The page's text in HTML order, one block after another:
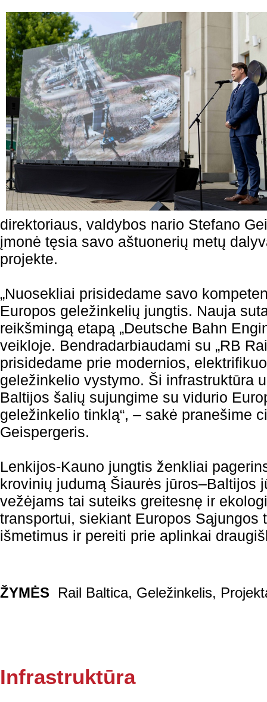
direktoriaus, valdybos nario Stefano
įmonė tęsia savo aštuonerių metų
projekte.
„Nuosekliai prisidedame savo
Europos geležinkelių jungtis. Nauja
reikšmingą etapą „Deutsche Bahn
veikloje. Bendradarbiaudami su „RB
prisidedame prie modernios,
geležinkelio vystymo. Ši infrastruktūra
Baltijos šalių sujungime su vidurio
geležinkelio tinklą“, – sakė pranešime
Geispergeris.
Lenkijos-Kauno jungtis ženkliai
krovinių judumą Šiaurės jūros–Baltijos
vežėjams tai suteiks greitesnę ir
transportui, siekiant Europos Sąjungos
išmetimus ir pereiti prie aplinkai
ŽYMĖS Rail Baltica, Geležinkelis,
Infrastruktūra